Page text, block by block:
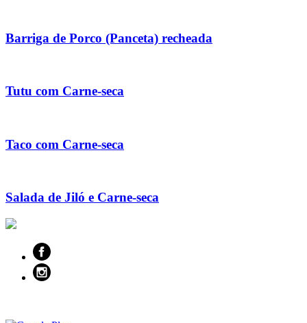
Barriga de Porco (Panceta) recheada
Tutu com Carne-seca
Taco com Carne-seca
Salada de Jiló e Carne-seca